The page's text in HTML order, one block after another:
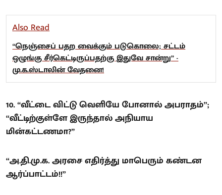
Also Read
“நெஞ்சைப் பதற வைக்கும் படுகொலை; சட்டம்
ஒழுங்கு சீர்கெட்டிருப்பதற்கு இதுவே சான்று” -
மு.க.ஸ்டாலின் வேதனை!
10. “வீட்டை விட்டு வெளியே போனால் அபராதம்”;
“வீட்டிற்குள்ளே இருந்தால் அநியாய
மின்கட்டணமா?”
“அ.தி.மு.க. அரசை எதிர்த்து மாபெரும் கண்டன
ஆர்ப்பாட்டம்!!”